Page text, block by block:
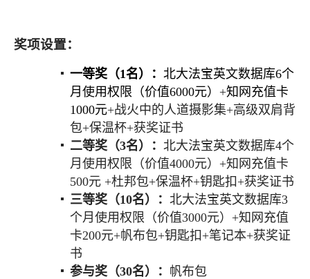
奖项设置：
一等奖（1名）： 北大法宝英文数据库6个
月使用权限（价值6000元） +知网充值卡
1000元+战火中的人道摄影集+高级双肩背
包+保温杯+获奖证书
二等奖（3名）： 北大法宝英文数据库4个
月使用权限（价值4000元） +知网充值卡
500元 +杜邦包+保温杯+钥匙扣 +获奖证书
三等奖（10名）： 北大法宝英文数据库3
个月使用权限（价值3000元） +知网充值
卡200元+帆布包+钥匙扣 +笔记本+获奖证
书
参与奖（30名）： 帆布包